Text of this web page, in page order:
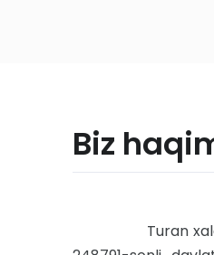
Biz
Turan